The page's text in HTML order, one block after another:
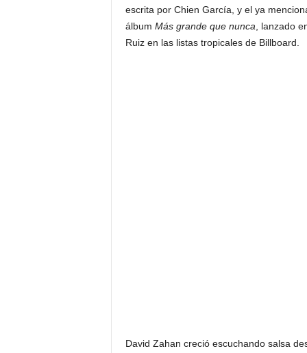
escrita por Chien García, y el ya
álbum Más grande que nunca , lanzado
Ruiz en las listas tropicales de Billboard.
David Zahan creció escuchando salsa